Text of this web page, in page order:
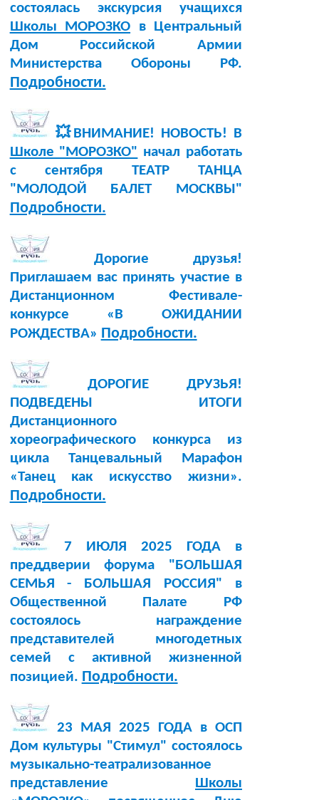
состоялась экскурсия учащихся
Школы МОРОЗКО в Центральный
Дом Российской Армии
Министерства Обороны РФ.
Подробности.
💥ВНИМАНИЕ! НОВОСТЬ! В
Школе "МОРОЗКО" начал работать
с сентября ТЕАТР ТАНЦА
"МОЛОДОЙ БАЛЕТ МОСКВЫ"
Подробности.
Дорогие друзья!
Приглашаем вас принять участие в
Дистанционном Фестивале-
конкурсе «В ОЖИДАНИИ
РОЖДЕСТВА» Подробности.
ДОРОГИЕ ДРУЗЬЯ!
ПОДВЕДЕНЫ ИТОГИ
Дистанционного
хореографического конкурса из
цикла Танцевальный Марафон
«Танец как искусство жизни».
Подробности.
7 ИЮЛЯ 2025 ГОДА в
преддверии форума "БОЛЬШАЯ
СЕМЬЯ - БОЛЬШАЯ РОССИЯ" в
Общественной Палате РФ
состоялось награждение
представителей многодетных
семей с активной жизненной
позицией. Подробности.
23 МАЯ 2025 ГОДА в ОСП
Дом культуры "Стимул" состоялось
музыкально-театрализованное
представление Школы